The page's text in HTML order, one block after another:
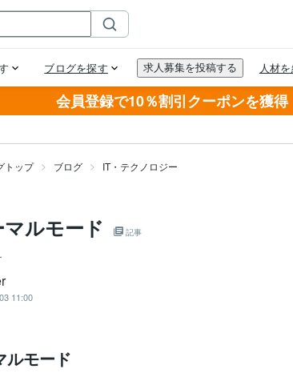
会員登録で10％割引クーポンを獲得
トップ ブログ IT・テクノロジー
ルモード 記事
11:00
ルモード